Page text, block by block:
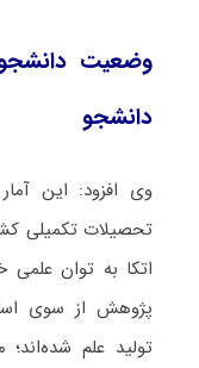
وضعیت
دانشجو
وی افزود: این
تحصیلات تکمیلی
اتکا به توان
پژوهش از سوی
تولید علم